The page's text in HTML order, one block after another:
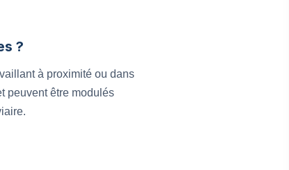
?
à proximité ou dans
peuvent être modulés